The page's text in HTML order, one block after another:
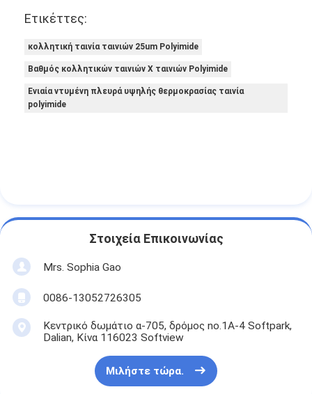
Ετικέττες:
κολλητική ταινία ταινιών 25um Polyimide
Βαθμός κολλητικών ταινιών Χ ταινιών Polyimide
Ενιαία ντυμένη πλευρά υψηλής θερμοκρασίας ταινία
polyimide
Στοιχεία Επικοινωνίας
Mrs. Sophia Gao
0086-13052726305
Κεντρικό δωμάτιο α-705, δρόμος no.1A-4 Softpark,
Dalian, Κίνα 116023 Softview
Μιλήστε τώρα.